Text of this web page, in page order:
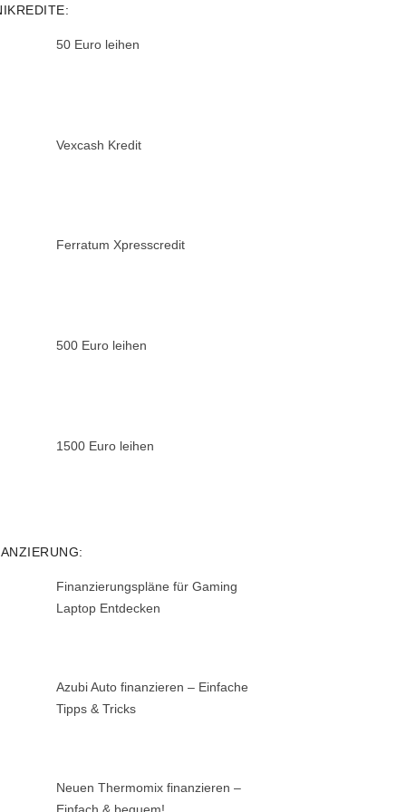
50 Euro leihen
Vexcash Kredit
Ferratum Xpresscredit
500 Euro leihen
1500 Euro leihen
Finanzierungspläne für Gaming
Laptop Entdecken
Azubi Auto finanzieren – Einfache
Tipps & Tricks
Neuen Thermomix finanzieren –
Einfach & bequem!